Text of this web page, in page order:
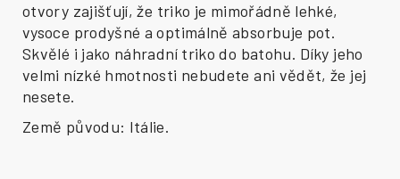
otvory zajišťují, že triko je mimořádně lehké,
vysoce prodyšné a optimálně absorbuje pot.
Skvělé i jako náhradní triko do batohu. Díky jeho
velmi nízké hmotnosti nebudete ani vědět, že jej
nesete.
Země původu: Itálie.